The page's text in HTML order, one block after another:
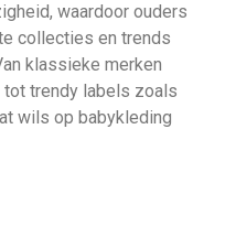
waardoor ouders
collecties en trends
klassieke merken
trendy labels zoals
wils op babykleding